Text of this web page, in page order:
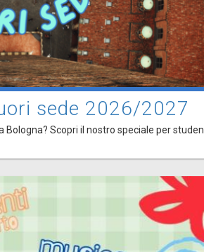
sede 2026/2027
Bologna? Scopri il nostro speciale per